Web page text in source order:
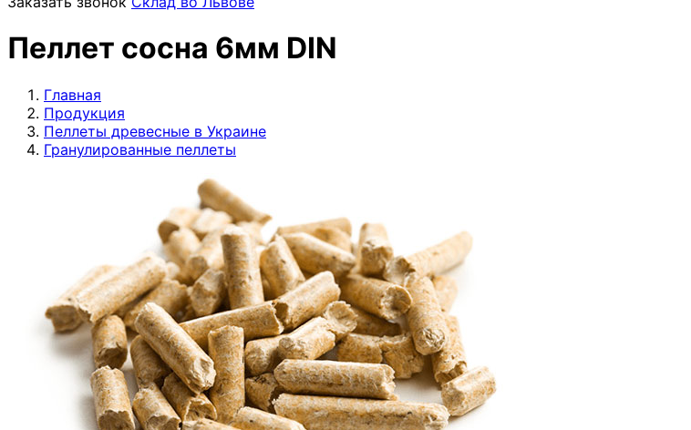
Пеллет сосна 6мм DIN
Главная
Продукция
Пеллеты древесные в Украине
Гранулированные пеллеты